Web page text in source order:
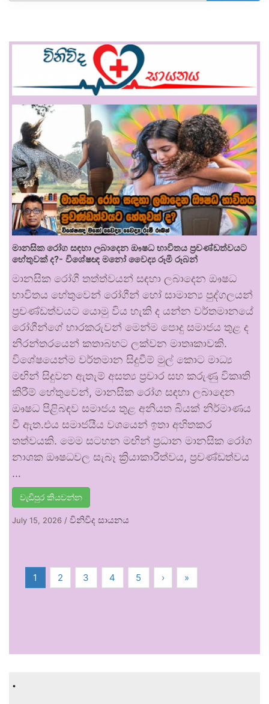
මානසික රෝග සඳහා ලබාදෙන ඖෂධ භාවිතය ප්‍රචණ්ඩත්වයට
හේතුවක් ද?- විශේෂඥ මනෝ වෛද්‍ය රූමි රූබන්
මානසික රෝගී තත්ත්වයන් සඳහා ලබාදෙන ඖෂධ
භාවිතය හේතුවෙන් රෝගීන් හෝ සාමාන්‍ය පුද්ගලයන්
ප්‍රචණ්ඩත්වයට යොමු විය හැකි ද යන්න වර්තමානයේ
රෝගීන්ගේ භාරකරුවන් මෙන්ම පොදු සමාජය තුළ ද
නිරන්තරයෙන් කතාබහට ලක්වන මාතෘකාවකි.
විශේෂයෙන්ම වර්තමාන සිදුවීම් මුල් කොට මාධ්‍ය
මඟින් සිදුවන ඇතැම් අසත්‍ය ප්‍රචාර සහ කරුණු විකෘති
කිරීම් හේතුවෙන්, මානසික රෝග සඳහා ලබාදෙන
ඖෂධ පිළිබඳව සමාජය තුළ අනියත බියක් නිර්මාණය
වී ඇත.එය සමාජයීය වශයෙන් ඉතා අහිතකර
තත්වයකි. මෙම සටහන මඟින් ප්‍රධාන මානසික රෝග
නාශක ඖෂධවල සැබෑ ක්‍රියාකාරීත්වය, ප්‍රචණ්ඩත්වය
…
වැඩිපුර කියවන්න
July 15, 2026 / විනිවිද සායනය
1 2 3 4 5 › »
.